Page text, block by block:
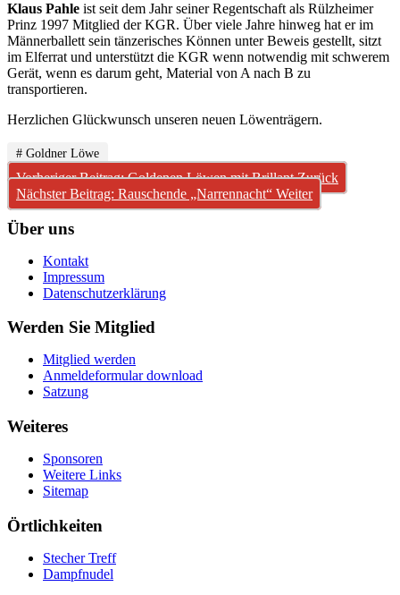
Klaus Pahle ist seit dem Jahr seiner Regentschaft als Rülzheimer
Prinz 1997 Mitglied der KGR. Über viele Jahre hinweg hat er im
Männerballett sein tänzerisches Können unter Beweis gestellt, sitzt
im Elferrat und unterstützt die KGR wenn notwendig mit schwerem
Gerät, wenn es darum geht, Material von A nach B zu
transportieren.
Herzlichen Glückwunsch unseren neuen Löwenträgern.
# Goldner Löwe
Vorheriger Beitrag: Goldenen Löwen mit BrillantZurück
Nächster Beitrag: Rauschende „Narrennacht“ Weiter
Über uns
Kontakt
Impressum
Datenschutzerklärung
Werden Sie Mitglied
Mitglied werden
Anmeldeformular download
Satzung
Weiteres
Sponsoren
Weitere Links
Sitemap
Örtlichkeiten
Stecher Treff
Dampfnudel